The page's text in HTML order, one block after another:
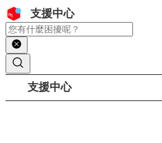
跳至內容
頁首支援中心
搜尋
頁面路徑
支援中心